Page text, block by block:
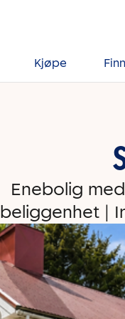
Kjøpe
Enebolig
beliggenhet |